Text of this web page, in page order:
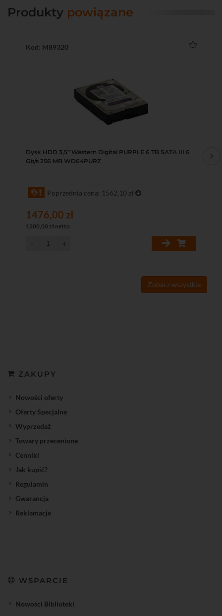
Produkty powiązane
Kod: M89320
Dysk HDD 3,5” Western Digital PURPLE 6 TB SATA III 6
Gb/s 256 MB WD64PURZ
Poprzednia cena: 1562,10 zł
1476,00 zł
1200,00 zł netto
Zobacz wszystkie
ZAKUPY
Nowości oferty
Oferty Specjalne
Wyprzedaż
Towary przecenione
Cenniki
Jak kupić?
Regulamin
Gwarancja
Reklamacje
WSPARCIE
Nowości Biblioteki